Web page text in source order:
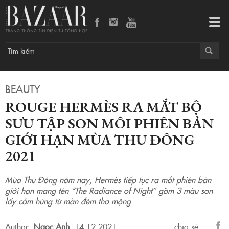
BEAUTY
ROUGE HERMÈS RA MẮT BỘ
SƯU TẬP SON MÔI PHIÊN BẢN
GIỚI HẠN MÙA THU ĐÔNG
2021
Mùa Thu Đông năm nay, Hermès tiếp tục ra mắt phiên bản
giới hạn mang tên “The Radiance of Night” gồm 3 màu son
lấy cảm hứng từ màn đêm thơ mộng
Author: Ngọc Anh. 14-12-2021.
chia sẻ